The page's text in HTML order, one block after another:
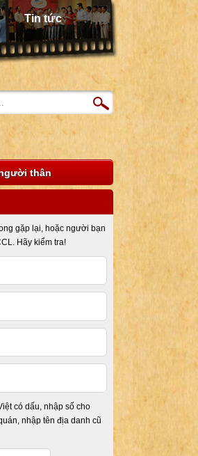
Tin tức
thân
gặp lại, hoặc người bạn
Hãy kiểm tra!
có dấu, nhập số cho
nhập tên địa danh cũ